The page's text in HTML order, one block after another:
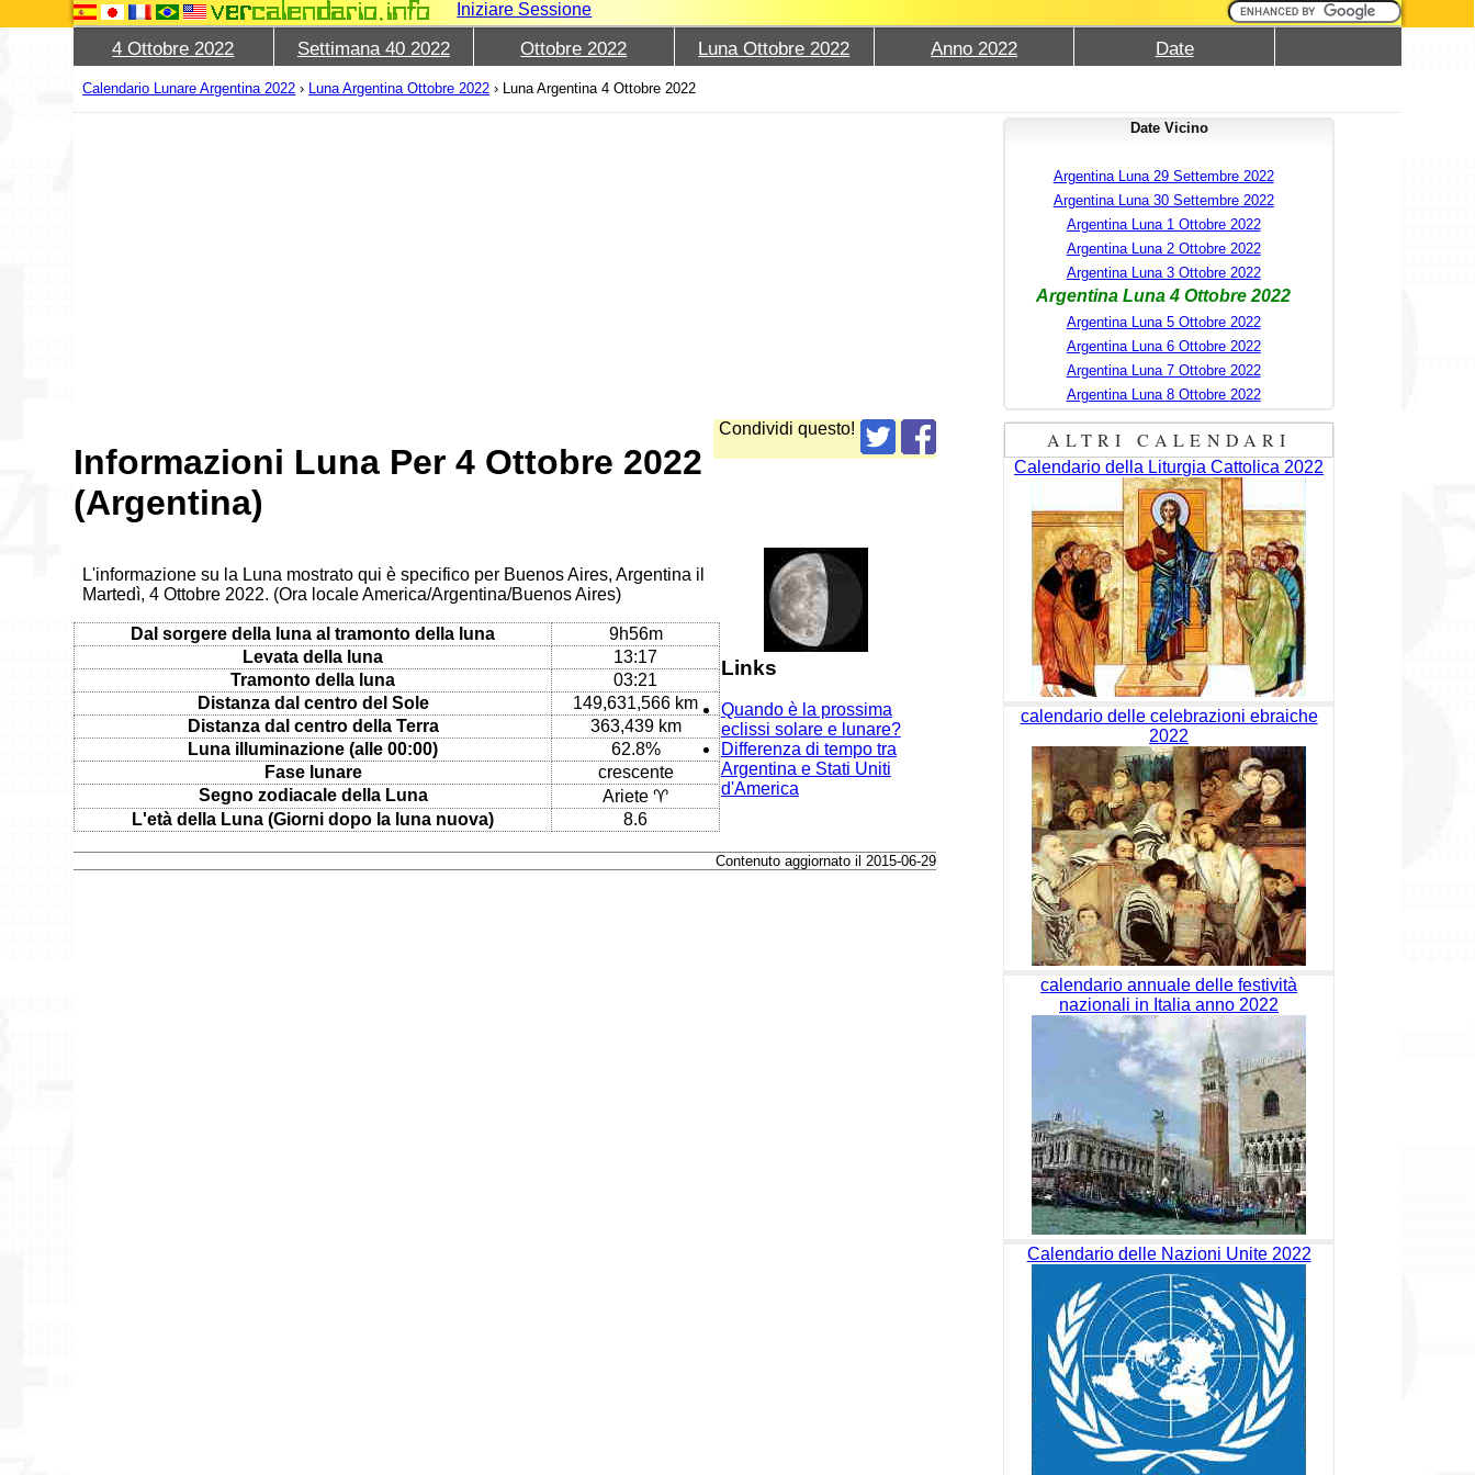
Iniziare Sessione
4 Ottobre 2022 Settimana 40 2022 Ottobre 2022 Luna Ottobre 2022 Anno 2022 Date
Calendario Lunare Argentina 2022 › Luna Argentina Ottobre 2022 › Luna Argentina 4 Ottobre 2022
Condividi questo!
Informazioni Luna Per 4 Ottobre 2022
(Argentina)
L'informazione su la Luna mostrato qui è specifico per Buenos Aires, Argentina il
Martedì, 4 Ottobre 2022. (Ora locale America/Argentina/Buenos Aires)
Dal sorgere della luna al tramonto della luna
9h56m
Levata della luna
13:17
Tramonto della luna
03:21
Distanza dal centro del Sole
149,631,566 km
Distanza dal centro della Terra
363,439 km
Luna illuminazione (alle 00:00)
62.8%
Fase lunare
crescente
Segno zodiacale della Luna
Ariete ♈
L'età della Luna (Giorni dopo la luna nuova)
8.6
Links
Quando è la prossima
eclissi solare e lunare?
Differenza di tempo tra
Argentina e Stati Uniti
d'America
Contenuto aggiornato il 2015-06-29
Date Vicino
Argentina Luna 29 Settembre 2022
Argentina Luna 30 Settembre 2022
Argentina Luna 1 Ottobre 2022
Argentina Luna 2 Ottobre 2022
Argentina Luna 3 Ottobre 2022
Argentina Luna 4 Ottobre 2022
Argentina Luna 5 Ottobre 2022
Argentina Luna 6 Ottobre 2022
Argentina Luna 7 Ottobre 2022
Argentina Luna 8 Ottobre 2022
ALTRI CALENDARI
Calendario della Liturgia Cattolica 2022
calendario delle celebrazioni ebraiche
2022
calendario annuale delle festività
nazionali in Italia anno 2022
Calendario delle Nazioni Unite 2022